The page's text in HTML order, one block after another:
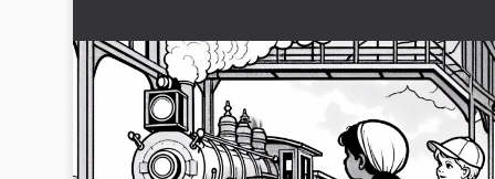
To børn står på perronen og beundrer en
damplokomotiv - Maleblanket Industriel
Revolution gratis
Mød en scene fra den industrielle revolution: To børn ser
en damplokomotiv. Hent den gratis malebog som JPG og mal